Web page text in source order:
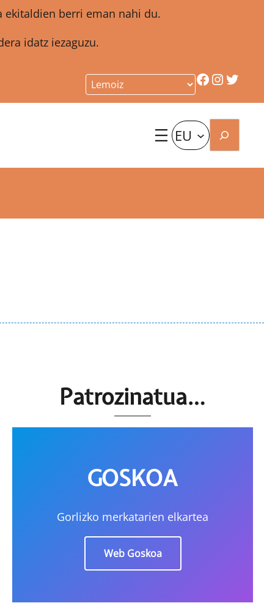
ekitaldien berri eman nahi du.
idatz iezaguzu.
Facebook
EU Bilatu
Patrozinatua…
GOSKOA
Gorlizko merkatarien elkartea
Web Goskoa